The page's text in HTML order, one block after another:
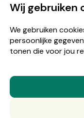
Wij gebruiken
We gebruiken
persoonlijke
tonen die voor jou
Meld je aan
© Copyright 2026